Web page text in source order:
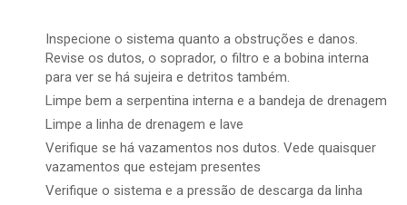
Inspecione o sistema quanto a obstruções e danos.
Revise os dutos, o soprador, o filtro e a bobina interna
para ver se há sujeira e detritos também.
Limpe bem a serpentina interna e a bandeja de drenagem
Limpe a linha de drenagem e lave
Verifique se há vazamentos nos dutos. Vede quaisquer
vazamentos que estejam presentes
Verifique o sistema e a pressão de descarga da linha